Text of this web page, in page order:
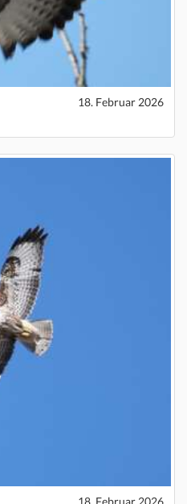
18. Februar 2026
18. Februar 2026